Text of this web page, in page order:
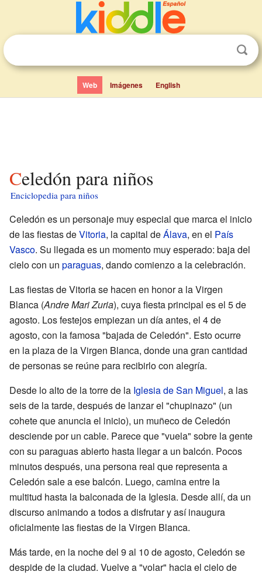
Web Imágenes English
Celedón para niños
Enciclopedia para niños
Celedón es un personaje muy especial que marca el inicio
de las fiestas deVitoria, la capital deÁlava, en el País
Vasco. Su llegada es un momento muy esperado: baja del
cielo con un paraguas, dando comienzo a la celebración.
Las fiestas de Vitoria se hacen en honor a la Virgen
Blanca (Andre Mari Zuria), cuya fiesta principal es el 5 de
agosto. Los festejos empiezan un día antes, el 4 de
agosto, con la famosa "bajada de Celedón". Esto ocurre
en la plaza de la Virgen Blanca, donde una gran cantidad
de personas se reúne para recibirlo con alegría.
Desde lo alto de la torre de la Iglesia de San Miguel, a las
seis de la tarde, después de lanzar el "chupinazo" (un
cohete que anuncia el inicio), un muñeco de Celedón
desciende por un cable. Parece que "vuela" sobre la gente
con su paraguas abierto hasta llegar a un balcón. Pocos
minutos después, una persona real que representa a
Celedón sale a ese balcón. Luego, camina entre la
multitud hasta la balconada de la Iglesia. Desde allí, da un
discurso animando a todos a disfrutar y así inaugura
oficialmente las fiestas de la Virgen Blanca.
Más tarde, en la noche del 9 al 10 de agosto, Celedón se
despide de la ciudad. Vuelve a "volar" hacia el cielo de